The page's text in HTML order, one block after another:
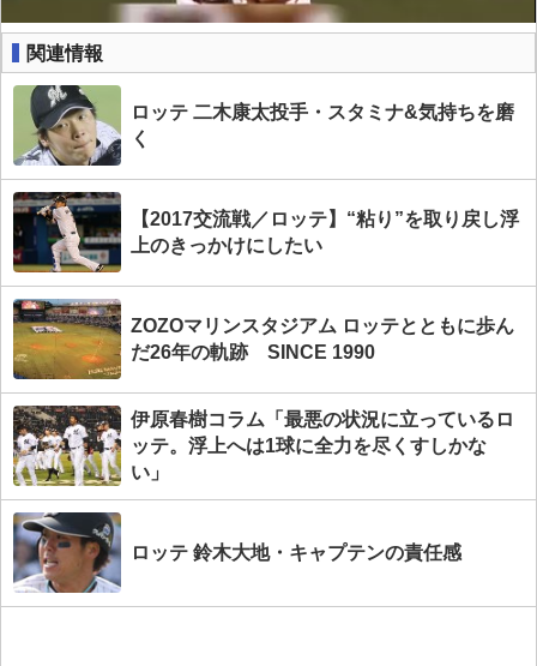
関連情報
ロッテ 二木康太投手・スタミナ&気持ちを磨
く
【2017交流戦／ロッテ】“粘り”を取り戻し浮
上のきっかけにしたい
ZOZOマリンスタジアム ロッテとともに歩ん
だ26年の軌跡 SINCE 1990
伊原春樹コラム「最悪の状況に立っているロ
ッテ。浮上へは1球に全力を尽くすしかな
い」
ロッテ 鈴木大地・キャプテンの責任感